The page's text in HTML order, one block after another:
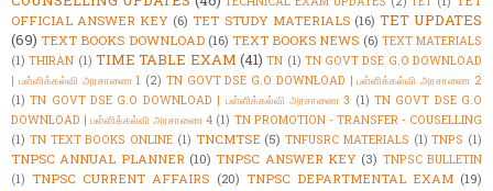
OFFICIAL ANSWER KEY (6) TET STUDY MATERIALS (16) TET UPDATES
(69) TEXT BOOKS DOWNLOAD (16) TEXT BOOKS NEWS (6) TEXT MATERIALS
(1) THIRAN (1) TIME TABLE EXAM (41) TN (1) TN GOVT DSE G.O DOWNLOAD
| பள்ளிக்கல்வி அரசாணை 1 (2) TN GOVT DSE G.O DOWNLOAD | பள்ளிக்கல்வி அரசாணை 2
(1) TN GOVT DSE G.O DOWNLOAD | பள்ளிக்கல்வி அரசாணை 3 (1) TN GOVT DSE G.O
DOWNLOAD | பள்ளிக்கல்வி அரசாணை 4 (1) TN PROMOTION - TRANSFER - COUSELLING
(1) TN TEXT BOOKS ONLINE (1) TNCMTSE (5) TNFUSRC MATERIALS (1) TNPS (1)
TNPSC ANNUAL PLANNER (10) TNPSC ANSWER KEY (3) TNPSC BULLETIN
(1) TNPSC CURRENT AFFAIRS (20) TNPSC DEPARTMENTAL EXAM (19)